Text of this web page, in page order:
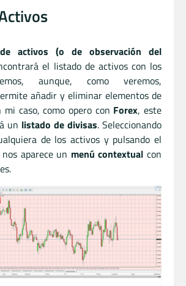
activos (o de observación del
el listado de activos con los
aunque, como veremos,
añadir y eliminar elementos de
caso, como opero con Forex, este
un listado de divisas. Seleccionando
de los activos y pulsando el
aparece un menú contextual con